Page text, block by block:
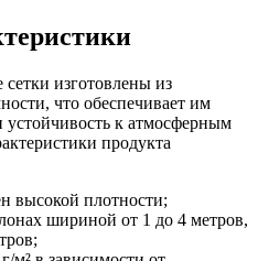
изготовлены из
что обеспечивает им
к атмосферным
продукта
высокой плотности;
шириной от 1 до 4 метров,